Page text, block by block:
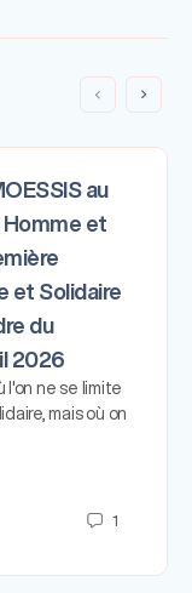
au
Homme et
et Solidaire
du
2026
l'on ne se limite
mais où on
1